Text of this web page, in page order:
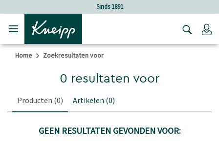
Verder gaan naar hoofdinhoud.Sinds 1891
Home Zoekresultaten voor
0 resultaten voor
Producten (0) Artikelen (0)
GEEN RESULTATEN GEVONDEN VOOR: